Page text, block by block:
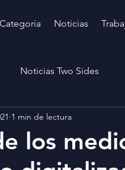
Noticias
Noticias Two Sides
los
1 min de lectura